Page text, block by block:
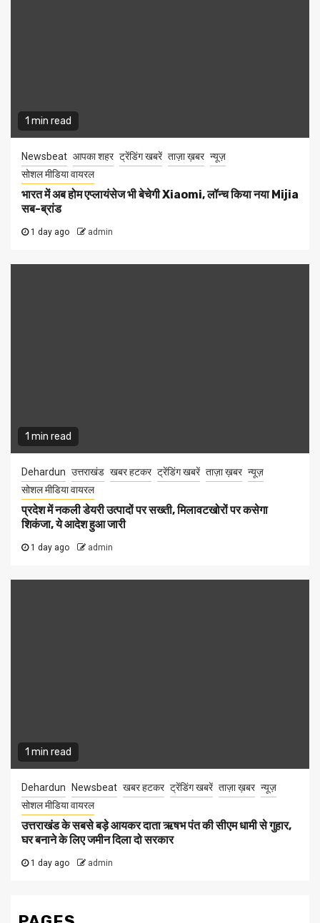
1 min read
Newsbeat आपका शहर ट्रेंडिंग खबरें ताज़ा ख़बर न्यूज़
सोशल मीडिया वायरल
भारत में अब होम एप्लायंसेज भी बेचेगी Xiaomi, लॉन्च किया नया Mijia
सब-ब्रांड
1 day ago admin
1 min read
Dehardun उत्तराखंड खबर हटकर ट्रेंडिंग खबरें ताज़ा ख़बर न्यूज़
सोशल मीडिया वायरल
प्रदेश में नकली डेयरी उत्पादों पर सख्ती, मिलावटखोरों पर कसेगा
शिकंजा, ये आदेश हुआ जारी
1 day ago admin
1 min read
Dehardun Newsbeat खबर हटकर ट्रेंडिंग खबरें ताज़ा ख़बर न्यूज़
सोशल मीडिया वायरल
उत्तराखंड के सबसे बड़े आयकर दाता ऋषभ पंत की सीएम धामी से गुहार,
घर बनाने के लिए जमीन दिला दो सरकार
1 day ago admin